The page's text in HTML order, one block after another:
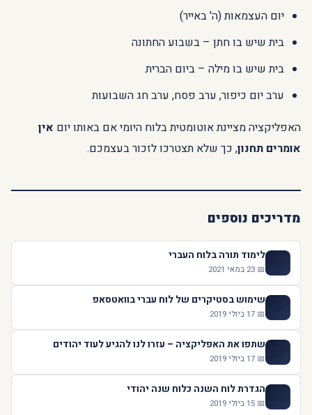
יום העצמאות (ה' באייר)
בית שיש בו חתן – בשבוע החתונה
בית שיש בו מילה – ביום הברית
ערב יום כיפור, ערב פסח, ערב חג השבועות
האפליקציה מציינת אוטומטית בלוח היומי אם באותו יום אין
אומרים תחנון, כך שלא תצטרכו לזכור בעצמכם.
מדריכים נוספים
לימוד תורה בלוח העברי
📅 23 במאי 2021
שימוש בסטיקרים של לוח עברי בוואטסאפ
📅 17 ביולי 2019
שתפו את האפליקציה – עזרו לנו להגיע לעוד יהודים
📅 17 ביולי 2019
הגדרת לוח השנה כלוח שנה יהודי
📅 15 ביולי 2019